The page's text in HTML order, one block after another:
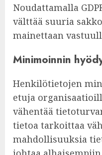
Noudattamalla
välttää suuria
mainettaan
Minimoinnin
Henkilötietojen
etuja
vähentää
tietoa tarkoittaa
mahdollisuuksia